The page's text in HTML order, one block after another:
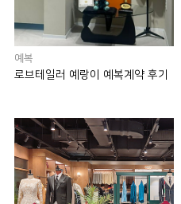
예복
로브테일러 예랑이 예복계약 후기